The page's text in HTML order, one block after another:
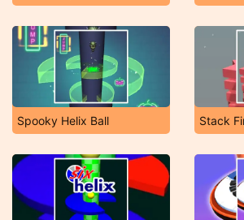
Spooky Helix Ball Stack